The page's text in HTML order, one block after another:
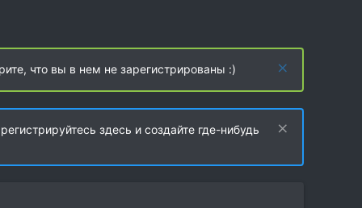
что вы в нем не зарегистрированы :)
здесь и создайте где-нибудь